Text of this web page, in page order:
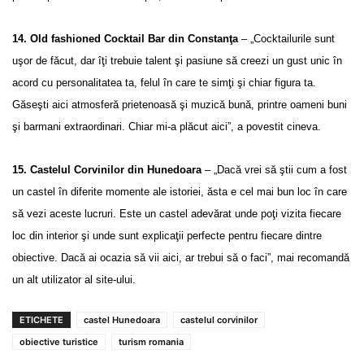
14. Old fashioned Cocktail Bar din Constanţa – „Cocktailurile sunt
uşor de făcut, dar îţi trebuie talent şi pasiune să creezi un gust unic în
acord cu personalitatea ta, felul în care te simţi şi chiar figura ta.
Găseşti aici atmosferă prietenoasă şi muzică bună, printre oameni buni
şi barmani extraordinari. Chiar mi-a plăcut aici”, a povestit cineva.
15. Castelul Corvinilor din Hunedoara – „Dacă vrei să ştii cum a fost
un castel în diferite momente ale istoriei, ăsta e cel mai bun loc în care
să vezi aceste lucruri. Este un castel adevărat unde poţi vizita fiecare
loc din interior şi unde sunt explicaţii perfecte pentru fiecare dintre
obiective. Dacă ai ocazia să vii aici, ar trebui să o faci”, mai recomandă
un alt utilizator al site-ului.
ETICHETE castel Hunedoara
castelul corvinilor
obiective turistice
turism romania